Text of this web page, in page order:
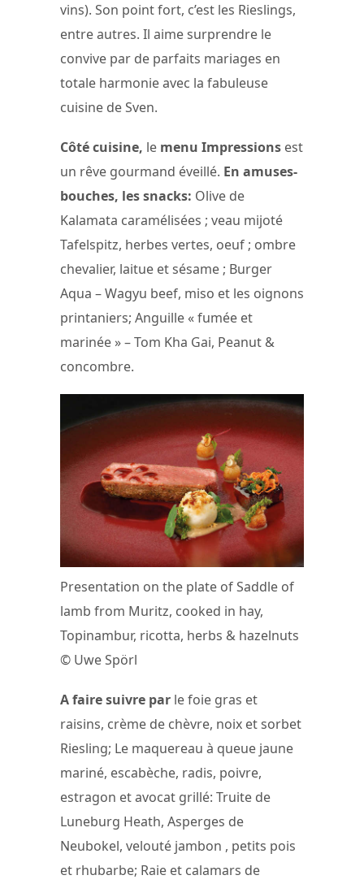
vins). Son point fort, c’est les Rieslings,
entre autres. Il aime surprendre le
convive par de parfaits mariages en
totale harmonie avec la fabuleuse
cuisine de Sven.
Côté cuisine, le menu Impressions est
un rêve gourmand éveillé. En amuses-
bouches, les snacks: Olive de
Kalamata caramélisées ; veau mijoté
Tafelspitz, herbes vertes, oeuf ; ombre
chevalier, laitue et sésame ; Burger
Aqua – Wagyu beef, miso et les oignons
printaniers; Anguille « fumée et
marinée » – Tom Kha Gai, Peanut &
concombre.
Presentation on the plate of Saddle of
lamb from Muritz, cooked in hay,
Topinambur, ricotta, herbs & hazelnuts
© Uwe Spörl
A faire suivre par le foie gras et
raisins, crème de chèvre, noix et sorbet
Riesling; Le maquereau à queue jaune
mariné, escabèche, radis, poivre,
estragon et avocat grillé: Truite de
Luneburg Heath, Asperges de
Neubokel, velouté jambon , petits pois
et rhubarbe; Raie et calamars de